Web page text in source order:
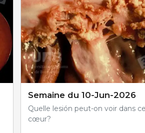
Semaine du 10-Jun-2026
Quelle lesión peut-on voir dans ce
cœur?